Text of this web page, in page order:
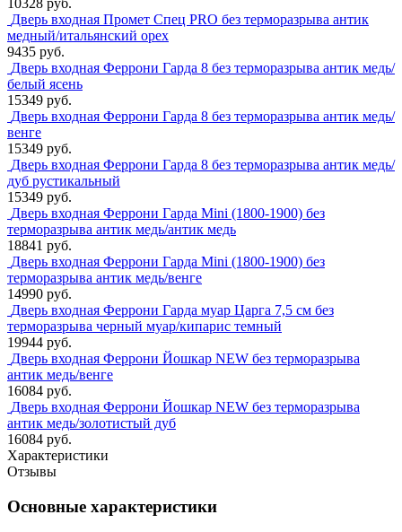
10328 руб.
Дверь входная Промет Спец PRO без терморазрыва антик
медный/итальянский орех
9435 руб.
Дверь входная Феррони Гарда 8 без терморазрыва антик медь/
белый ясень
15349 руб.
Дверь входная Феррони Гарда 8 без терморазрыва антик медь/
венге
15349 руб.
Дверь входная Феррони Гарда 8 без терморазрыва антик медь/
дуб рустикальный
15349 руб.
Дверь входная Феррони Гарда Mini (1800-1900) без
терморазрыва антик медь/антик медь
18841 руб.
Дверь входная Феррони Гарда Mini (1800-1900) без
терморазрыва антик медь/венге
14990 руб.
Дверь входная Феррони Гарда муар Царга 7,5 см без
терморазрыва черный муар/кипарис темный
19944 руб.
Дверь входная Феррони Йошкар NEW без терморазрыва
антик медь/венге
16084 руб.
Дверь входная Феррони Йошкар NEW без терморазрыва
антик медь/золотистый дуб
16084 руб.
Характеристики
Отзывы
Основные характеристики